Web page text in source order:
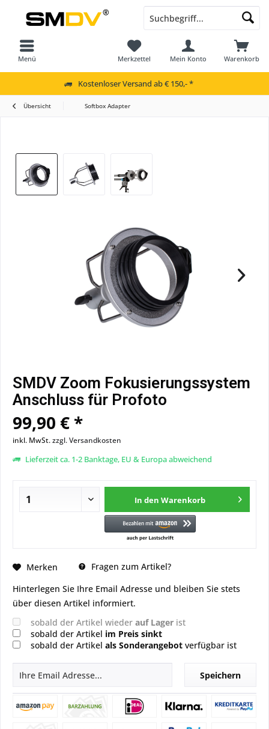
Menü Warenkorb
Merkzettel Mein Konto
Kostenloser Versand ab € 150,- *
Übersicht Softbox Adapter
SMDV Zoom Fokusierungssystem
Anschluss für Profoto
99,90 € *
inkl. MwSt.zzgl. Versandkosten
Lieferzeit ca. 1-2 Banktage, EU & Europa abweichend
In den Warenkorb
Merken
Fragen zum Artikel?
Hinterlegen Sie Ihre Email Adresse und bleiben Sie stets
über diesen Artikel informiert.
sobald der Artikel wieder auf Lager ist
sobald der Artikel im Preis sinkt
sobald der Artikel als Sonderangebot verfügbar ist
Speichern